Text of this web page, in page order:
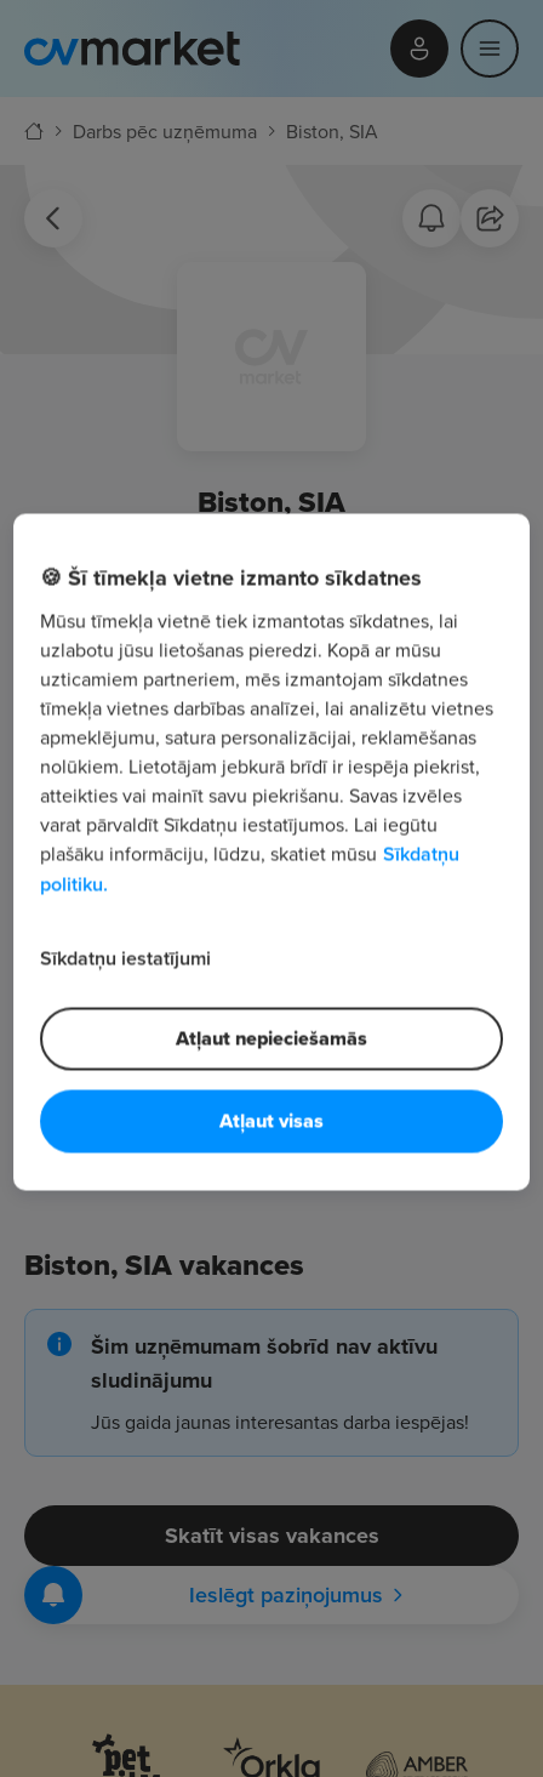
Darbs pēc uzņēmuma Biston, SIA
Biston, SIA
Mārupes nov., , Mārupes pag., "Kalniņi"
Apskatīt visus sludinājumus
Uzņēmuma apraksts
163
Skatījumu skaits
Biston, SIA vakances
Šim uzņēmumam šobrīd nav aktīvu
sludinājumu
Jūs gaida jaunas interesantas darba iespējas!
Skatīt visas vakances
Ieslēgt paziņojumus
🍪 Šī tīmekļa vietne izmanto sīkdatnes
Mūsu tīmekļa vietnē tiek izmantotas sīkdatnes, lai
uzlabotu jūsu lietošanas pieredzi. Kopā ar mūsu
uzticamiem partneriem, mēs izmantojam sīkdatnes
tīmekļa vietnes darbības analīzei, lai analizētu vietnes
apmeklējumu, satura personalizācijai, reklamēšanas
nolūkiem. Lietotājam jebkurā brīdī ir iespēja piekrist,
atteikties vai mainīt savu piekrišanu. Savas izvēles
varat pārvaldīt Sīkdatņu iestatījumos. Lai iegūtu
plašāku informāciju, lūdzu, skatiet mūsu Sīkdatņu
politiku.
Sīkdatņu iestatījumi
Atļaut nepieciešamās
Atļaut visas